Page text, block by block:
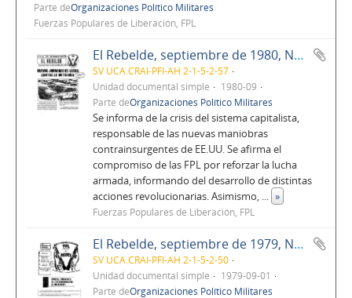
Parte deOrganizaciones Político Militares
Fuerzas Populares de Liberación, FPL
El Rebelde, septiembre de 1980, No. 94, Año 8
SV UCA.CRAI-PFI-AH 2-1-5-2-57
Unidad documental simple
1980-09
Parte deOrganizaciones Político Militares
Se informa de la crisis del sistema capitalista,
responsable de las nuevas maniobras
contrainsurgentes de EE.UU. Se afirma el
compromiso de las FPL por reforzar la lucha
armada, informando del desarrollo de distintas
acciones revolucionarias. Asimismo, ... »
Fuerzas Populares de Liberación, FPL
El Rebelde, septiembre de 1979, No. 83, Año 7
SV UCA.CRAI-PFI-AH 2-1-5-2-50
Unidad documental simple
1979-09-01
Parte deOrganizaciones Político Militares